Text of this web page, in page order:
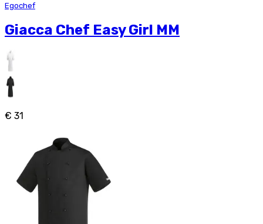
Egochef
Giacca Chef Easy Girl MM
€ 31